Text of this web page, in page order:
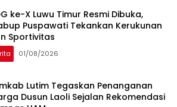
ke-X Luwu Timur Resmi Dibuka,
Puspawati Tekankan Kerukunan
Sportivitas
01/08/2026
Lutim Tegaskan Penanganan
Dusun Laoli Sejalan Rekomendasi